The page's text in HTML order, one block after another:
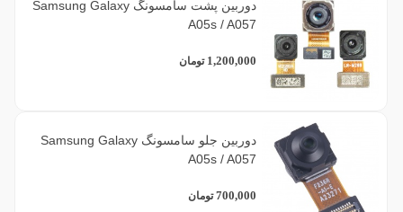
دوربین پشت سامسونگ Samsung Galaxy
A05s / A057
1,200,000 تومان
دوربین جلو سامسونگ Samsung Galaxy
A05s / A057
700,000 تومان